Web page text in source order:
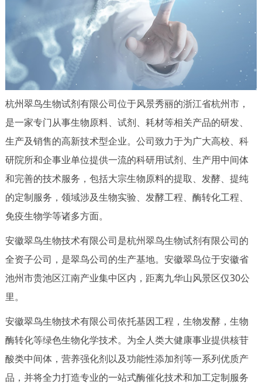
杭州翠鸟生物试剂有限公司位于风景秀丽的浙江省杭州市，
是一家专门从事生物原料、试剂、耗材等相关产品的研发、
生产及销售的高新技术型企业。公司致力于为广大高校、科
研院所和企事业单位提供一流的科研用试剂、生产用中间体
和完善的技术服务，包括大宗生物原料的提取、发酵、提纯
的定制服务，领域涉及生物实验、发酵工程、酶转化工程、
免疫生物学等诸多方面。
安徽翠鸟生物技术有限公司是杭州翠鸟生物试剂有限公司的
全资子公司，是翠鸟公司的生产基地。安徽翠鸟位于安徽省
池州市贵池区江南产业集中区内，距离九华山风景区仅30公
里。
安徽翠鸟生物技术有限公司依托基因工程，生物发酵，生物
酶转化等绿色生物化学技术。为全人类大健康事业提供核苷
酸类中间体，营养强化剂以及功能性添加剂等一系列优质产
品，并将全力打造专业的一站式酶催化技术和加工定制服务